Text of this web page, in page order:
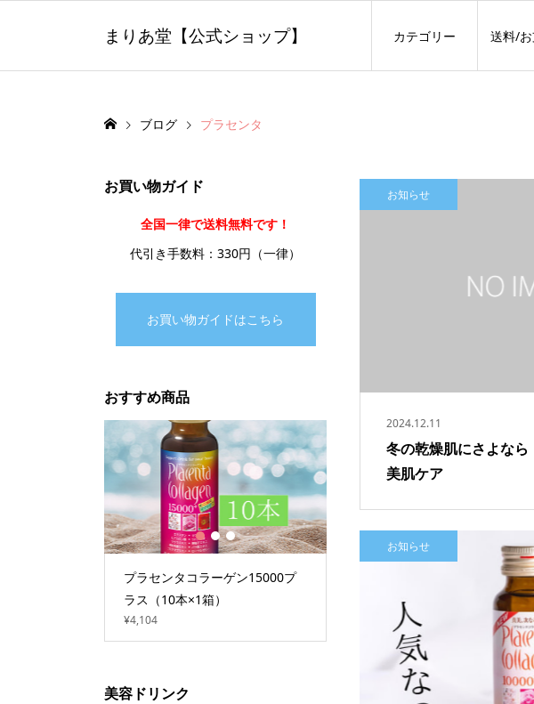
まりあ堂【公式ショップ】 カテゴリー 送料/
ブログ プラセンタ
2024.12.11
冬の乾燥肌にさよなら
美肌ケア
お知らせ
お知らせ
お買い物ガイド
全国一律で送料無料です！
代引き手数料：330円（一律）
お買い物ガイドはこちら
おすすめ商品
プラセンタコラーゲン15000プ
ラス（10本×1箱）
¥4,104
プラセンタコラーゲン15000プ
ラス（10本×3箱）
1 2 3
美容ドリンク